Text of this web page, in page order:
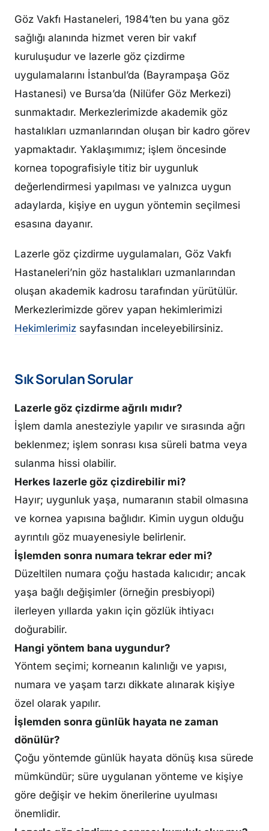
Göz Vakfı Hastaneleri, 1984’ten bu yana göz
sağlığı alanında hizmet veren bir vakıf
kuruluşudur ve lazerle göz çizdirme
uygulamalarını İstanbul’da (Bayrampaşa Göz
Hastanesi) ve Bursa’da (Nilüfer Göz Merkezi)
sunmaktadır. Merkezlerimizde akademik göz
hastalıkları uzmanlarından oluşan bir kadro görev
yapmaktadır. Yaklaşımımız; işlem öncesinde
kornea topografisiyle titiz bir uygunluk
değerlendirmesi yapılması ve yalnızca uygun
adaylarda, kişiye en uygun yöntemin seçilmesi
esasına dayanır.
Lazerle göz çizdirme uygulamaları, Göz Vakfı
Hastaneleri’nin göz hastalıkları uzmanlarından
oluşan akademik kadrosu tarafından yürütülür.
Merkezlerimizde görev yapan hekimlerimizi
Hekimlerimiz sayfasından inceleyebilirsiniz.
Sık Sorulan Sorular
Lazerle göz çizdirme ağrılı mıdır?
İşlem damla anesteziyle yapılır ve sırasında ağrı
beklenmez; işlem sonrası kısa süreli batma veya
sulanma hissi olabilir.
Herkes lazerle göz çizdirebilir mi?
Hayır; uygunluk yaşa, numaranın stabil olmasına
ve kornea yapısına bağlıdır. Kimin uygun olduğu
ayrıntılı göz muayenesiyle belirlenir.
İşlemden sonra numara tekrar eder mi?
Düzeltilen numara çoğu hastada kalıcıdır; ancak
yaşa bağlı değişimler (örneğin presbiyopi)
ilerleyen yıllarda yakın için gözlük ihtiyacı
doğurabilir.
Hangi yöntem bana uygundur?
Yöntem seçimi; korneanın kalınlığı ve yapısı,
numara ve yaşam tarzı dikkate alınarak kişiye
özel olarak yapılır.
İşlemden sonra günlük hayata ne zaman
dönülür?
Çoğu yöntemde günlük hayata dönüş kısa sürede
mümkündür; süre uygulanan yönteme ve kişiye
göre değişir ve hekim önerilerine uyulması
önemlidir.